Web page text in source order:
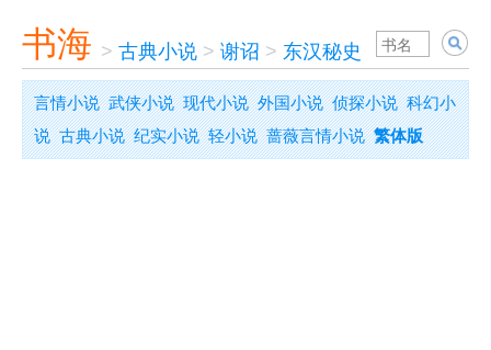
书海 > 古典小说 > 谢诏 > 东汉秘史
言情小说 武侠小说 现代小说 外国小说 侦探小说 科幻小
说 古典小说 纪实小说 轻小说 蔷薇言情小说 繁体版